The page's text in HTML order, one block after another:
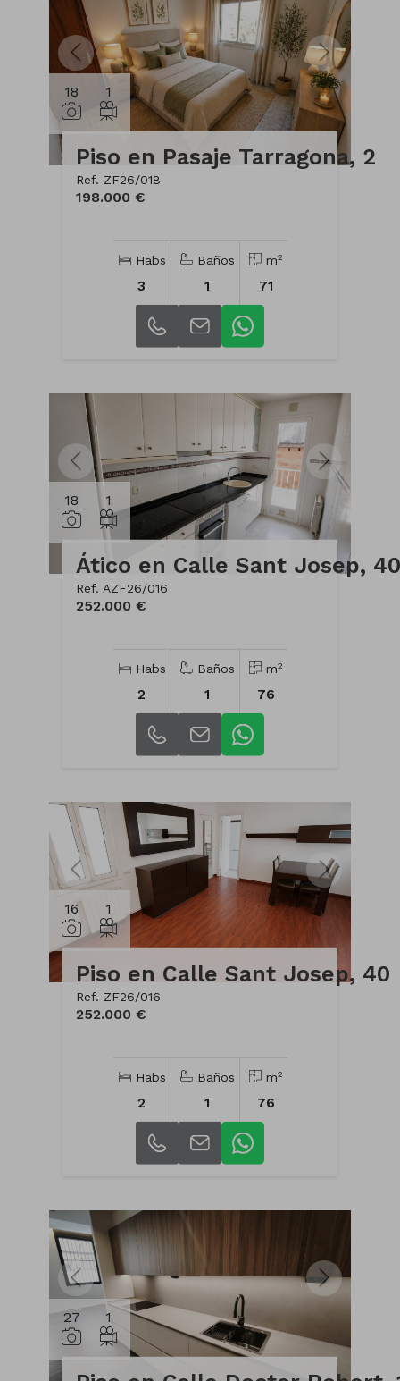
18 1
Piso en Pasaje Tarragona, 2
Ref. ZF26/018
198.000 €
Habs
3
Baños
1
m2
71
18 1
Ático en Calle Sant Josep, 40
Ref. AZF26/016
252.000 €
Habs
2
Baños
1
m2
76
16 1
Piso en Calle Sant Josep, 40
Ref. ZF26/016
252.000 €
Habs
2
Baños
1
m2
76
27 1